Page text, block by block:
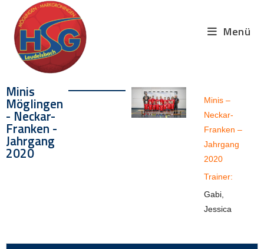
Menü
Minis
Möglingen
- Neckar-
Franken -
Jahrgang
2020
Minis –
Neckar-
Franken –
Jahrgang
2020
Trainer:
Gabi,
Jessica